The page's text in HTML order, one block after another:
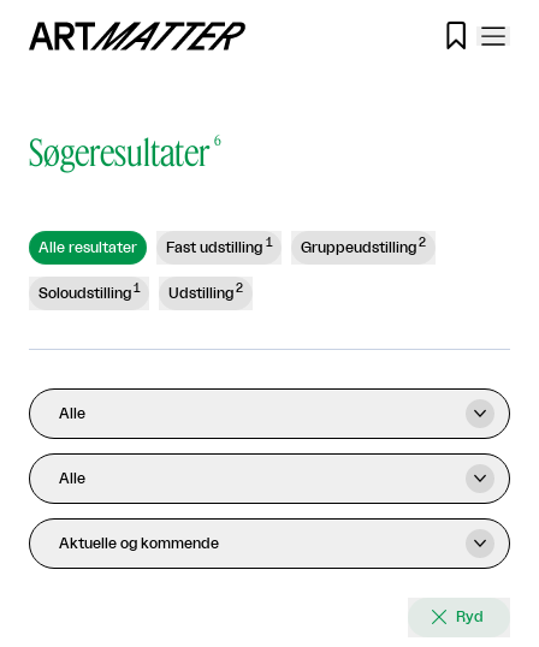

Søgeresultater 6
Alle resultater Fast udstilling 1 Gruppeudstilling 2
Soloudstilling 1 Udstilling 2
Alle 
Alle 
Aktuelle og kommende 
 Ryd